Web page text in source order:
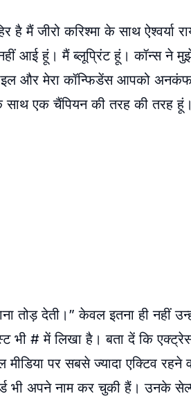
मैं जीरो करिश्मा के साथ ऐश्वर्या
आई हूं। मैं ब्लूप्रिंट हूं। कॉन्स ने
और मेरा कॉन्फिडेंस आपको
साथ एक चैंपियन की तरह की तरह
तोड़ देती।” केवल इतना ही नहीं
भी # में लिखा है। बता दें कि
पर सबसे ज्यादा एक्टिव रहने
भी अपने नाम कर चुकी हैं। उनके